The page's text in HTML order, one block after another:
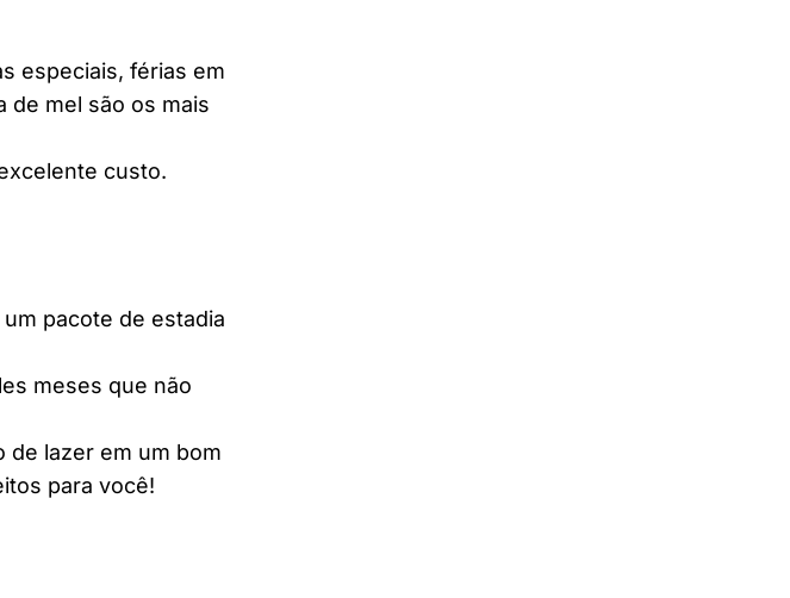
especiais, férias em
de mel são os mais
custo.
pacote de estadia
meses que não
de lazer em um bom
para você!